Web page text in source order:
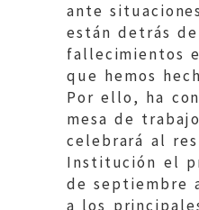
ante
están detrás
fallecimientos
que hemos
Por ello, ha
mesa de
celebrará al
Institución el
de septiembre
a los